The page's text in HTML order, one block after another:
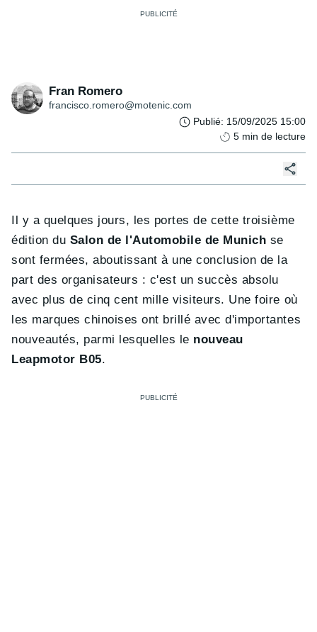
Fran Romero
francisco.romero@motenic.com
Publié: 15/09/2025 15:00
5 min de lecture
Il y a quelques jours, les portes de cette troisième
édition du Salon de l'Automobile de Munich se
sont fermées, aboutissant à une conclusion de la
part des organisateurs : c'est un succès absolu
avec plus de cinq cent mille visiteurs. Une foire où
les marques chinoises ont brillé avec d'importantes
nouveautés, parmi lesquelles le nouveau
Leapmotor B05.